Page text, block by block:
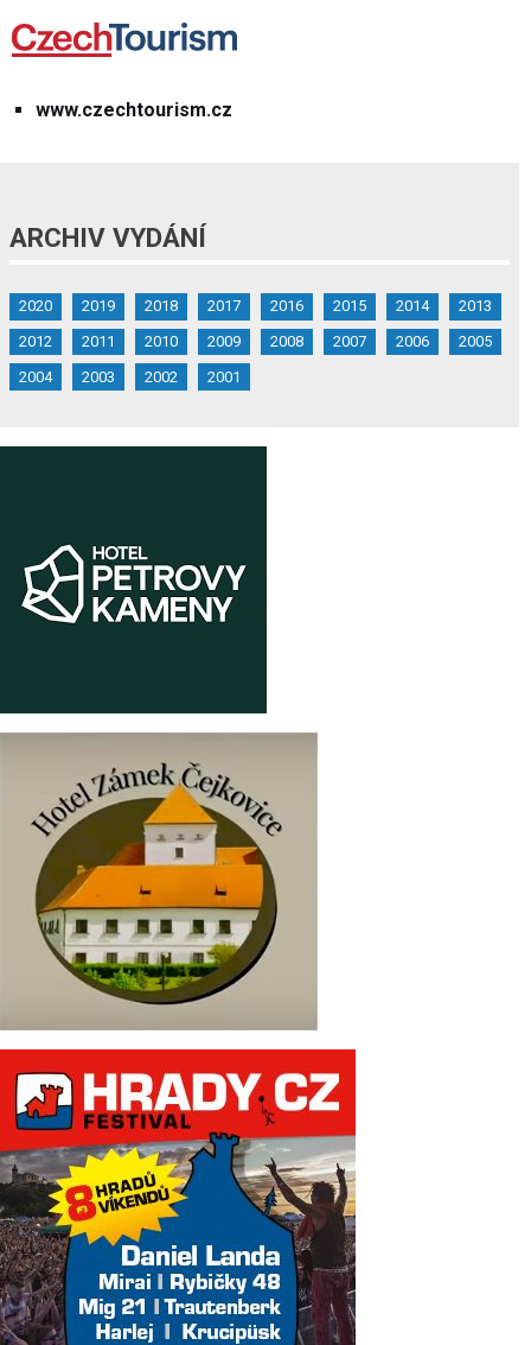
www.czechtourism.cz
ARCHIV VYDÁNÍ
2020 2019 2018 2017 2016 2015 2014
2013
2012
2011 2010 2009 2008 2007 2006
2005
2004
2003 2002 2001